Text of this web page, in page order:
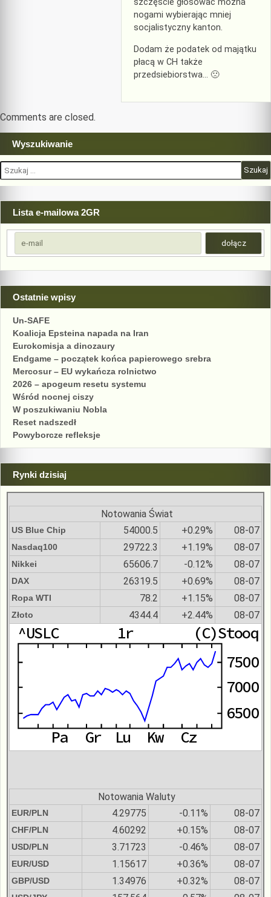
szczęście głosować można
nogami wybierając mniej
socjalistyczny kanton.
Dodam że podatek od majątku
płacą w CH także
przedsiebiorstwa… 🙁
Comments are closed.
Wyszukiwanie
Szukaj:
Lista e-mailowa 2GR
Ostatnie wpisy
Un-SAFE
Koalicja Epsteina napada na Iran
Eurokomisja a dinozaury
Endgame – początek końca papierowego srebra
Mercosur – EU wykańcza rolnictwo
2026 – apogeum resetu systemu
Wśród nocnej ciszy
W poszukiwaniu Nobla
Reset nadszedł
Powyborcze refleksje
Rynki dzisiaj
Notowania Świat
US Blue Chip 54000.5 +0.29% 08-07
Nasdaq100 29722.3 +1.19% 08-07
Nikkei 65606.7 -0.12% 08-07
DAX 26319.5 +0.69% 08-07
Ropa WTI 78.2 +1.15% 08-07
Złoto 4344.4 +2.44% 08-07
Notowania Waluty
EUR/PLN 4.29775 -0.11% 08-07
CHF/PLN 4.60292 +0.15% 08-07
USD/PLN 3.71723 -0.46% 08-07
EUR/USD 1.15617 +0.36% 08-07
GBP/USD 1.34976 +0.32% 08-07